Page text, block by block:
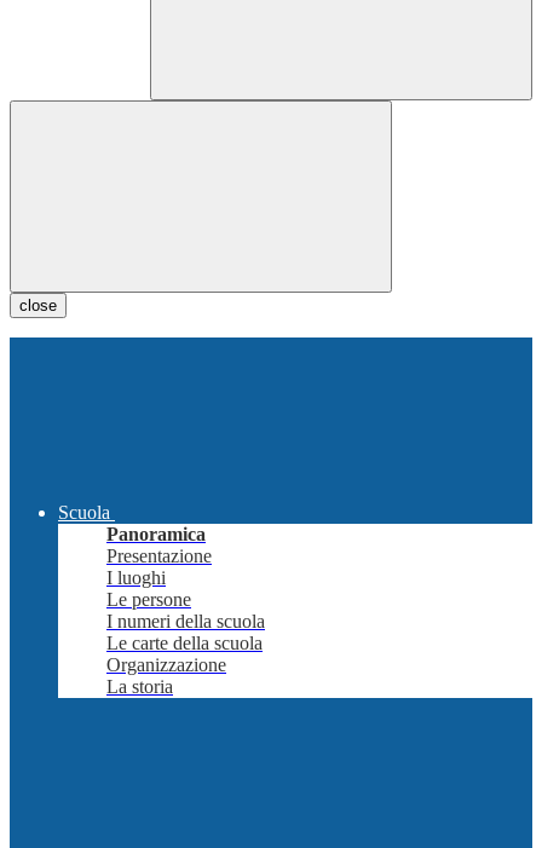
close
Scuola
Panoramica
Presentazione
I luoghi
Le persone
I numeri della scuola
Le carte della scuola
Organizzazione
La storia